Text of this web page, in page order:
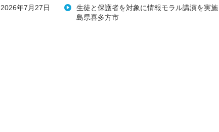
2026年7月27日
生徒と保護者を対象に情報モラル講演を実
島県喜多方市